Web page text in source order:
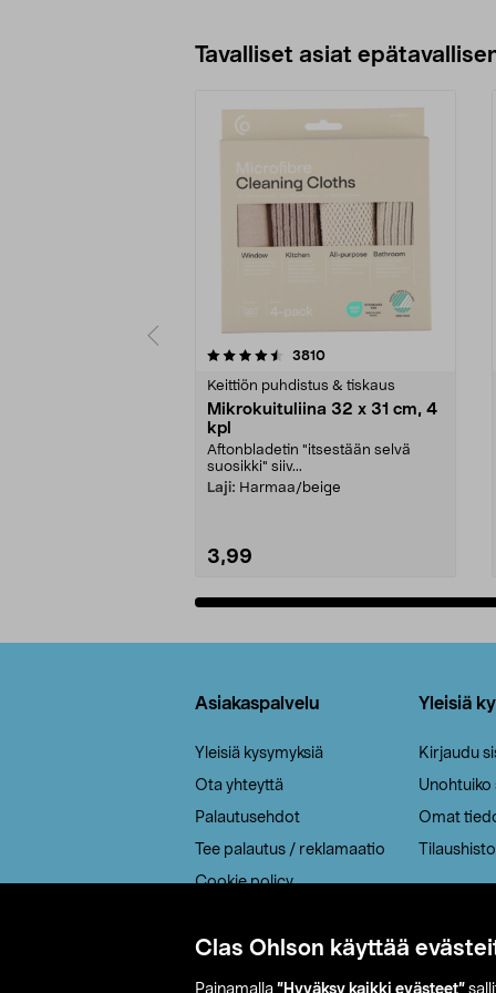
Clas Ohlson käyttää
Painamalla ”Hyväksy kaikki evästeet”
Tavalliset asiat
3810arvostelut
Keittiön puhdistus & tiskaus
Mikrokuituliina 32 x 31 cm, 4
kpl
Aftonbladetin "itsestään selvä
suosikki" siiv...
Laji: Harmaa/beige
3,99
4.5viidestä
Asiakaspalvelu
Yleisiä kysymyksiä
Ota yhteyttä
Palautusehdot
Tee palautus / reklamaatio
Cookie policy
Saavutettavuus
Yleisiä
Kirjaudu
Unohtuiko
Omat